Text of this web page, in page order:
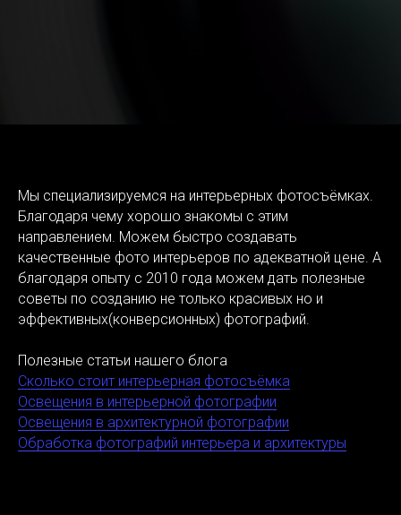
Мы специализируемся на интерьерных фотосъёмках.
Благодаря чему хорошо знакомы с этим
направлением. Можем быстро создавать
качественные фото интерьеров по адекватной цене. А
благодаря опыту с 2010 года можем дать полезные
советы по созданию не только красивых но и
эффективных(конверсионных) фотографий.
Полезные статьи нашего блога
Сколько стоит интерьерная фотосъёмка
Освещения в интерьерной фотографии
Освещения в архитектурной фотографии
Обработка фотографий интерьера и архитектуры